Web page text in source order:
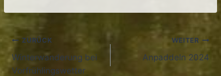
Beitragsnavigation
ZURÜCK
Winterwanderung bei
Vorfrühlingswetter
WEITER
Anpaddeln 2024